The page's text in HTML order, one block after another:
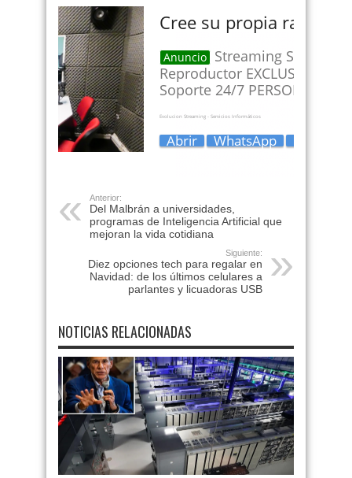
Anterior:
Del Malbrán a universidades,
programas de Inteligencia Artificial que
mejoran la vida cotidiana
Siguiente:
Diez opciones tech para regalar en
Navidad: de los últimos celulares a
parlantes y licuadoras USB
NOTICIAS RELACIONADAS